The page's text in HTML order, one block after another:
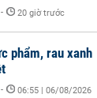
- 20 giờ trước
phẩm, rau xanh
- 06:55 | 06/08/2026